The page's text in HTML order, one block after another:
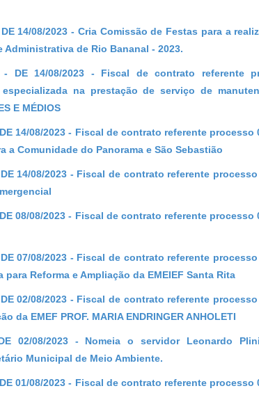
DE 14/08/2023 - Cria Comissão de Festas para a
Administrativa de Rio Bananal - 2023.
- DE 14/08/2023 - Fiscal de contrato referente
na prestação de serviço de
E MÉDIOS
DE 14/08/2023 - Fiscal de contrato referente
a Comunidade do Panorama e São Sebastião
DE 14/08/2023 - Fiscal de contrato referente
DE 08/08/2023 - Fiscal de contrato referente
DE 07/08/2023 - Fiscal de contrato referente
Reforma e Ampliação da EMEIEF Santa Rita
DE 02/08/2023 - Fiscal de contrato referente
da EMEF PROF. MARIA ENDRINGER ANHOLETI
DE 02/08/2023 - Nomeia o servidor Leonardo
Municipal de Meio Ambiente.
DE 01/08/2023 - Fiscal de contrato referente